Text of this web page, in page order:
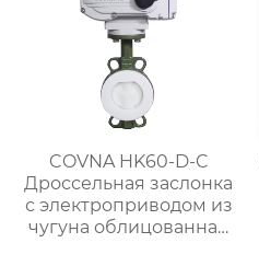
COVNA HK60-D-C
Дроссельная заслонка
с электроприводом из
чугуна облицованная